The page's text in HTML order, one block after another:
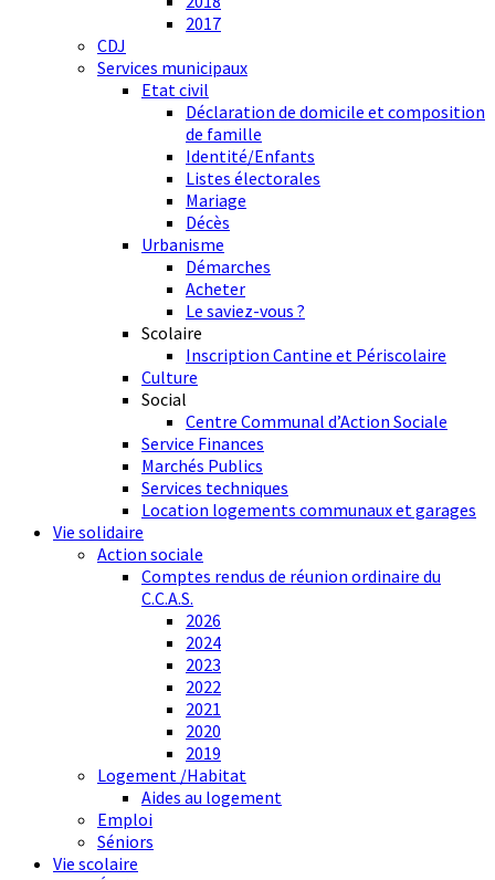
2017
CDJ
Services municipaux
Etat civil
Déclaration de domicile et composition
de famille
Identité/Enfants
Listes électorales
Mariage
Décès
Urbanisme
Démarches
Acheter
Le saviez-vous ?
Scolaire
Inscription Cantine et Périscolaire
Culture
Social
Centre Communal d’Action Sociale
Service Finances
Marchés Publics
Services techniques
Location logements communaux et garages
Vie solidaire
Action sociale
Comptes rendus de réunion ordinaire du
C.C.A.S.
2026
2024
2023
2022
2021
2020
2019
Logement /Habitat
Aides au logement
Emploi
Séniors
Vie scolaire